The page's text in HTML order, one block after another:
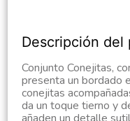
Descripción del
Conjunto Conejitas,
presenta un bordado
conejitas
da un toque tierno y